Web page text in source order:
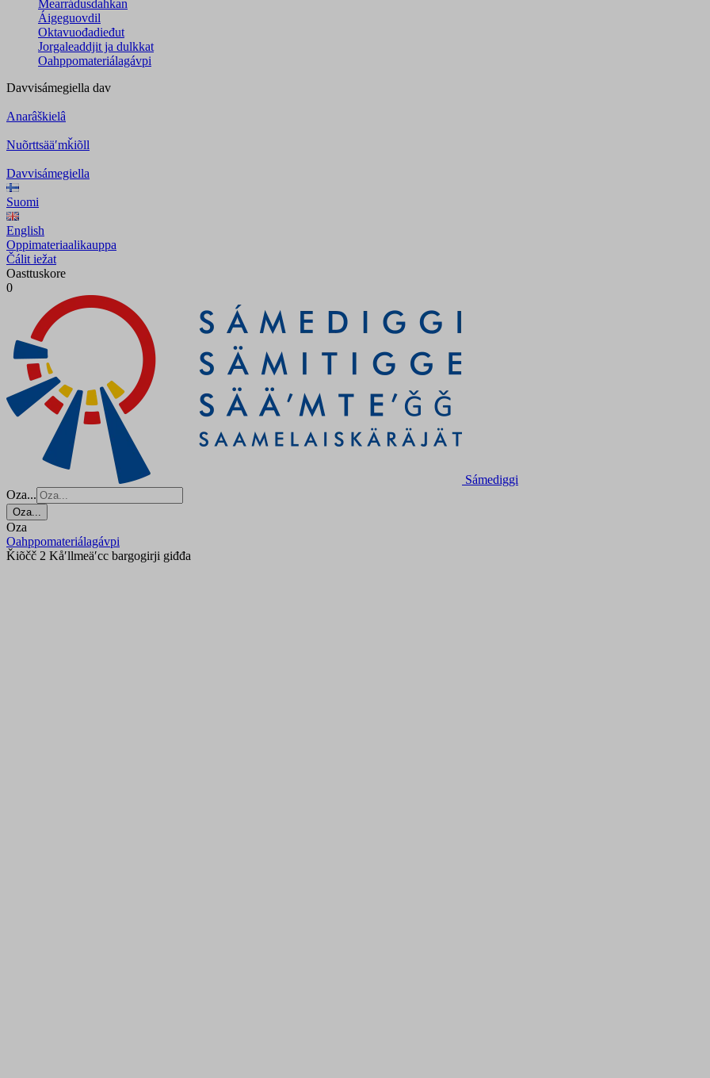
Mearrádusdahkan
Áigeguovdil
Oktavuođadieđut
Jorgaleaddjit ja dulkkat
Oahppomateriálagávpi
Davvisámegiella dav
Anarâškielâ
Nuõrttsääʹmǩiõll
Davvisámegiella
Suomi
English
Oppimateriaalikauppa
Čálit iežat
Oasttuskore
0
Sámediggi
Oza...
Oza...
Oza
Oahppomateriálagávpi
Ǩiõčč 2 Kåʹllmeäʹcc bargogirji giđđa